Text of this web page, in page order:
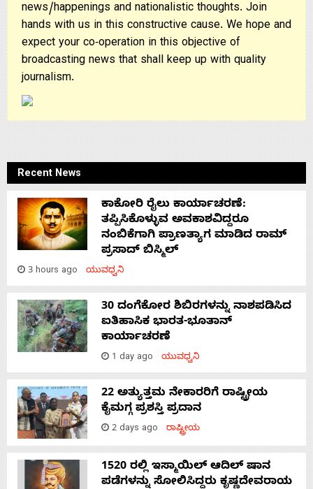
news/happenings and nationalistic thoughts. Join
hands with us in this constructive cause. We hope and
expect your co-operation in this objective of
broadcasting news that shall keep up with quality
journalism.
Recent News
ಕಾಕೋರಿ ರೈಲು ಕಾರ್ಯಾಚರಣೆ:
ತಪ್ಪಿಸಿಕೊಳ್ಳುವ ಅವಕಾಶವಿದ್ದರೂ
ನಂಬಿಕೆಗಾಗಿ ಪ್ರಾಣತ್ಯಾಗ ಮಾಡಿದ ರಾಮ್
ಪ್ರಸಾದ್ ಬಿಸ್ಮಿಲ್
3 hours ago ಯುವಧ್ವನಿ
30 ದಂಗೆಕೋರ ಶಿಬಿರಗಳನ್ನು ನಾಶಪಡಿಸಿದ
ಐತಿಹಾಸಿಕ ಭಾರತ-ಭೂತಾನ್
ಕಾರ್ಯಾಚರಣೆ
1 day ago ಯುವಧ್ವನಿ
22 ಅತ್ಯುತ್ತಮ ನೇಕಾರರಿಗೆ ರಾಷ್ಟ್ರೀಯ
ಕೈಮಗ್ಗ ಪ್ರಶಸ್ತಿ ಪ್ರದಾನ
2 days ago ರಾಷ್ಟ್ರೀಯ
1520 ರಲ್ಲಿ ಇಸ್ಮಾಯಿಲ್ ಆದಿಲ್ ಷಾನ
ಪಡೆಗಳನ್ನು ಸೋಲಿಸಿದ್ದರು ಕೃಷ್ಣದೇವರಾಯ